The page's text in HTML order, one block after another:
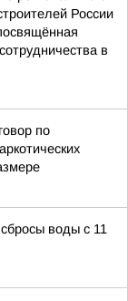
России
в
по
воды с 11